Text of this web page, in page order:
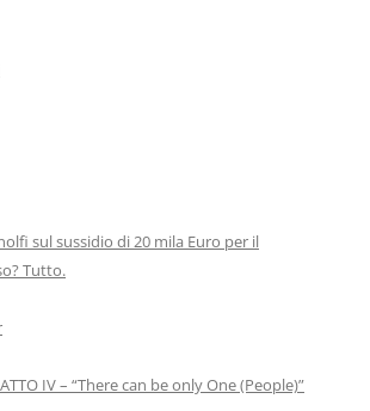
sul sussidio di 20 mila Euro per il
Tutto.
IV – “There can be only One (People)”